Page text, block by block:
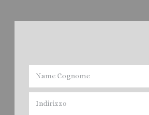
quindi Noleggio a Breve, Medio e Lungo Termine. I
Cacciatori Spurghi, sono conformi alle Normative